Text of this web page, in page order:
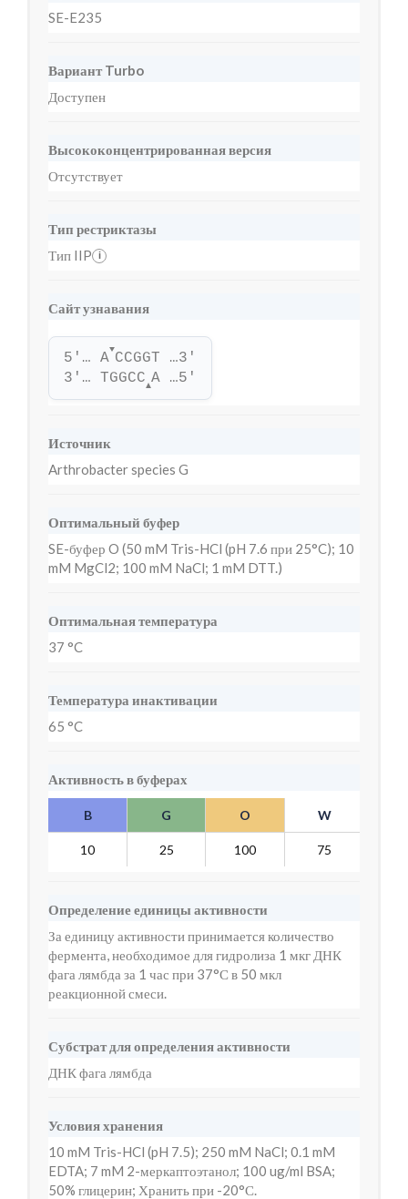
SE-E235
Вариант Turbo
Доступен
Высококонцентрированная версия
Отсутствует
Тип рестриктазы
Тип IIP
i
Сайт узнавания
5'… A
▼
CCGGT …3'
3'… TGGCC▲A …5'
Источник
Arthrobacter species G
Оптимальный буфер
SE-буфер O (50 mM Tris-HCl (pH 7.6 при 25°C); 10
mM MgCl2; 100 mM NaCl; 1 mM DTT.)
Оптимальная температура
37 °C
Температура инактивации
65 °C
Активность в буферах
B G O W
10 25 100 75
Определение единицы активности
За единицу активности принимается количество
фермента, необходимое для гидролиза 1 мкг ДНК
фага лямбда за 1 час при 37°С в 50 мкл
реакционной смеси.
Субстрат для определения активности
ДНК фага лямбда
Условия хранения
10 mM Tris-HCl (pH 7.5); 250 mM NaCl; 0.1 mM
EDTA; 7 mM 2-меркаптоэтанол; 100 ug/ml BSA;
50% глицерин; Хранить при -20°С.